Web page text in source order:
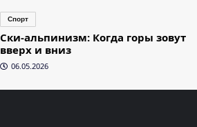
Спорт
Ски-альпинизм: Когда горы зовут
вверх и вниз
06.05.2026